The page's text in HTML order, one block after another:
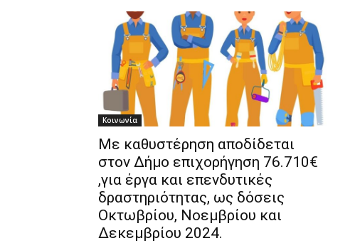
Κοινωνία
Με καθυστέρηση αποδίδεται
στον Δήμο επιχορήγηση 76.710€
,για έργα και επενδυτικές
δραστηριότητας, ως δόσεις
Οκτωβρίου, Νοεμβρίου και
Δεκεμβρίου 2024.